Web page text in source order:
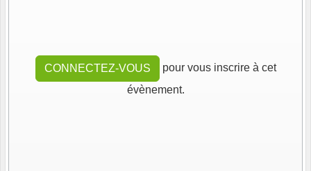
CONNECTEZ-VOUS
pour vous inscrire à cet
évènement.